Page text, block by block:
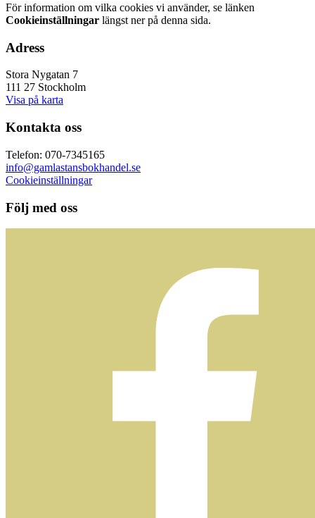
För information om vilka cookies vi använder, se länken
Cookieinställningar längst ner på denna sida.
Adress
Stora Nygatan 7
111 27 Stockholm
Visa på karta
Kontakta oss
Telefon: 070-7345165
info@gamlastansbokhandel.se
Cookieinställningar
Följ med oss